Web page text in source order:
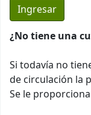
¿No tiene una
Si todavía no
de circulación la
Se le